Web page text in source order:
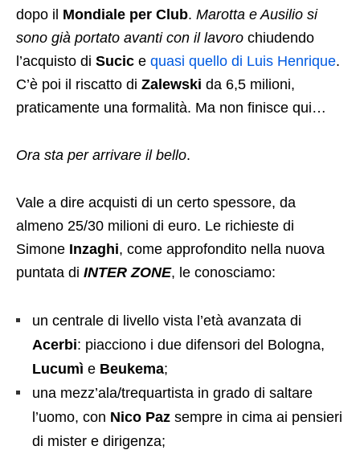
dopo il Mondiale per Club. Marotta e Ausilio si
sono già portato avanti con il lavoro chiudendo
l’acquisto di Sucic e quasi quello di Luis Henrique.
C’è poi il riscatto di Zalewski da 6,5 milioni,
praticamente una formalità. Ma non finisce qui…
Ora sta per arrivare il bello.
Vale a dire acquisti di un certo spessore, da
almeno 25/30 milioni di euro. Le richieste di
Simone Inzaghi, come approfondito nella nuova
puntata di INTER ZONE, le conosciamo:
un centrale di livello vista l’età avanzata di
Acerbi: piacciono i due difensori del Bologna,
Lucumì e Beukema;
una mezz’ala/trequartista in grado di saltare
l’uomo, con Nico Paz sempre in cima ai pensieri
di mister e dirigenza;